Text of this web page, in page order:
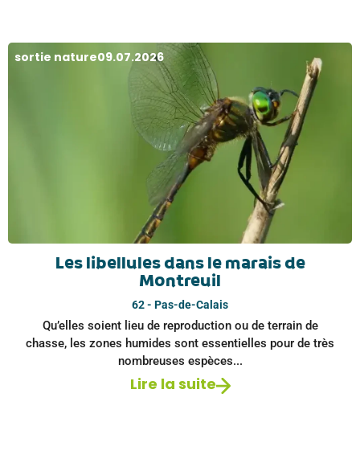
sortie nature09.07.2026
Les libellules dans le marais de
Montreuil
62 - Pas-de-Calais
Qu’elles soient lieu de reproduction ou de terrain de
chasse, les zones humides sont essentielles pour de très
nombreuses espèces...
Lire la suite